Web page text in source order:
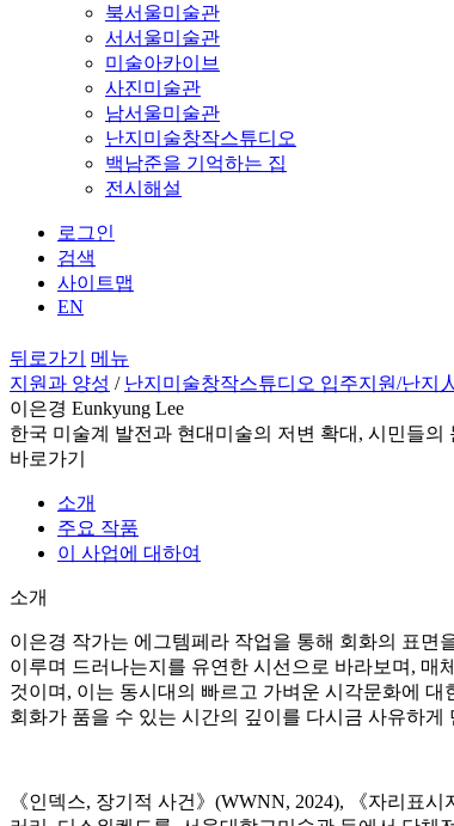
북서울미술관
서서울미술관
미술아카이브
사진미술관
남서울미술관
난지미술창작스튜디오
백남준을 기억하는 집
전시해설
로그인
검색
사이트맵
EN
뒤로가기
메뉴
지원과 양성 / 난지미술창작스튜디오 입주지원/난지人
이은경 Eunkyung Lee
한국 미술계 발전과 현대미술의 저변 확대, 시민들
바로가기
소개
주요 작품
이 사업에 대하여
소개
이은경 작가는 에그템페라 작업을 통해 회화의 표
이루며 드러나는지를 유연한 시선으로 바라보며, 매
것이며, 이는 동시대의 빠르고 가벼운 시각문화에
회화가 품을 수 있는 시간의 깊이를 다시금 사유하게
《인덱스, 장기적 사건》(WWNN, 2024), 《자리표